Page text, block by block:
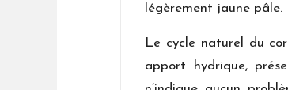
légèrement jaune pâle.
Le cycle naturel du
apport hydrique,